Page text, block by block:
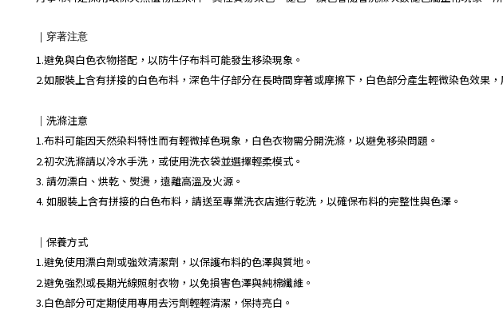
｜ 穿著注意
1.避免與白色衣物搭配，以防牛仔布料可能發生移染現象。
2.如服裝上含有拼接的白色布料，深色牛仔部分在長時間穿著或摩擦下，白色部分產生輕微染色效果，
｜ 洗滌注意
1.布料可能因天然染料特性而有輕微掉色現象，白色衣物需分開洗滌，以避免移染問題。
2.初次洗滌請以冷水手洗，或使用洗衣袋並選擇輕柔模式。
3. 請勿漂白、烘乾、熨燙，遠離高溫及火源。
4. 如服裝上含有拼接的白色布料，請送至專業洗衣店進行乾洗，以確保布料的完整性與色澤。
｜保養方式
1.避免使用漂白劑或強效清潔劑，以保護布料的色澤與質地。
2.避免強烈或長期光線照射衣物，以免損害色澤與純棉纖維。
3.白色部分可定期使用專用去污劑輕輕清潔，保持亮白。